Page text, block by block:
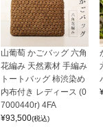
山葡萄 かごバッグ 六角
花編み 天然素材 手編み
トートバッグ 柿渋染め
内布付き レディース (0
7000440r) 4FA
¥93,500(税込)